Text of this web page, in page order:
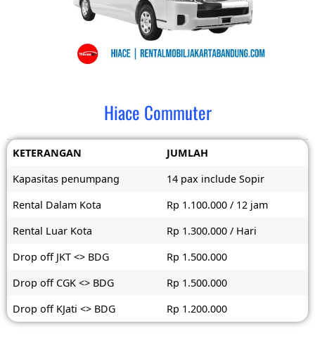
Hiace Commuter
KETERANGAN
JUMLAH
Kapasitas penumpang
14 pax include Sopir
Rental Dalam Kota
Rp 1.100.000 / 12 jam
Rental Luar Kota
Rp 1.300.000 / Hari
Drop off JKT <> BDG
Rp 1.500.000
Drop off CGK <> BDG
Rp 1.500.000
Drop off KJati <> BDG
Rp 1.200.000